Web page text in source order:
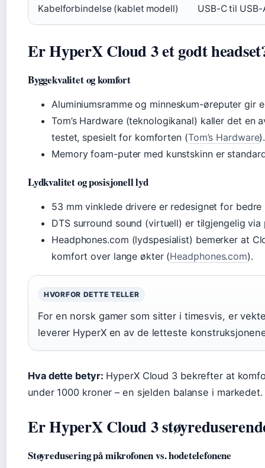
Kabelforbindelse (kablet modell) USB-C til
Er HyperX Cloud 3 et godt
Byggekvalitet og komfort
Aluminiumsramme og minneskum-øreputer gir
Tom’s Hardware (teknologikanal) kaller det en
testet, spesielt for komforten (Tom’s Hardware).
Memory foam-puter med kunstskinn er
Lydkvalitet og posisjonell lyd
53 mm vinklede drivere er redesignet for bedre
DTS surround sound (virtuell) er tilgjengelig
Headphones.com (lydspesialist) bemerker at
komfort over lange økter (Headphones.com).
HVORFOR DETTE TELLER
For en norsk gamer som sitter i timesvis, er
leverer HyperX en av de letteste
Hva dette betyr: HyperX Cloud 3 bekrefter at
under 1000 kroner – en sjelden balanse i markedet.
Er HyperX Cloud 3
Støyredusering på mikrofonen vs. hodetelefonene